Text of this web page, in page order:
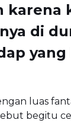
karena
di
luas
begitu